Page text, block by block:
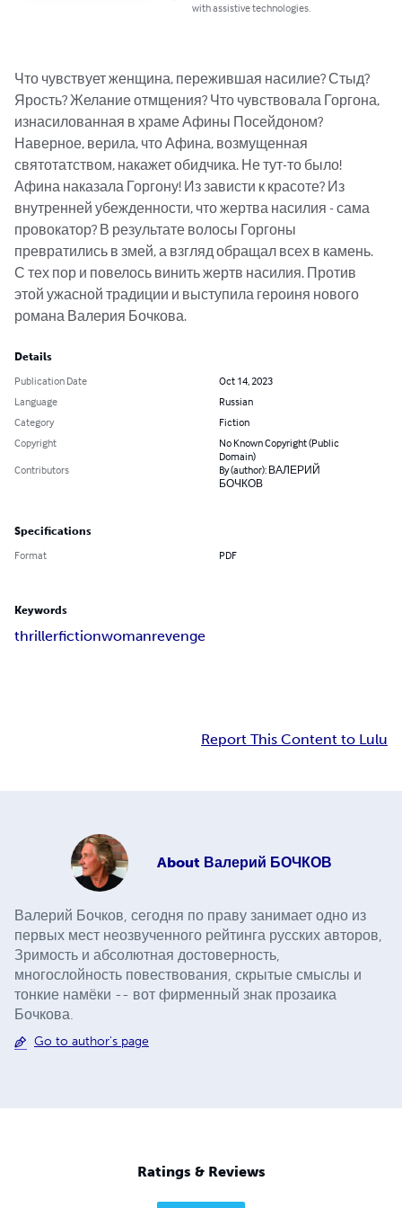
with assistive technologies.
Что чувствует женщина, пережившая насилие? Стыд?
Ярость? Желание отмщения? Что чувствовала Горгона,
изнасилованная в храме Афины Посейдоном?
Наверное, верила, что Афина, возмущенная
святотатством, накажет обидчика. Не тут-то было!
Афина наказала Горгону! Из зависти к красоте? Из
внутренней убежденности, что жертва насилия - сама
провокатор? В результате волосы Горгоны
превратились в змей, а взгляд обращал всех в камень.
С тех пор и повелось винить жертв насилия. Против
этой ужасной традиции и выступила героиня нового
романа Валерия Бочкова.
Details
Publication Date
Oct 14, 2023
Language
Russian
Category
Fiction
Copyright
No Known Copyright (Public
Domain)
Contributors
By (author): ВАЛЕРИЙ
БОЧКОВ
Specifications
Format PDF
Keywords
thrillerfictionwomanrevenge
Report This Content to Lulu
About Валерий БОЧКОВ
Валерий Бочков, сегодня по праву занимает одно из
первых мест неозвученного рейтинга русских авторов,
Зримость и абсолютная достоверность,
многослойность повествования, скрытые смыслы и
тонкие намёки -- вот фирменный знак прозаика
Бочкова.
Go to author's page
Ratings & Reviews